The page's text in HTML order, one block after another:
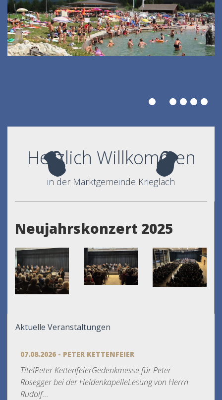
Herzlich Willkommen
in der Marktgemeinde Krieglach
Neujahrskonzert 2025
Aktuelle Veranstaltungen
07.08.2026 - PETER KETTENFEIER
TitelPeter KettenfeierGedenkmesse für Peter
Rosegger bei der HeldenkapelleLesung von Herrn
Rudolf...